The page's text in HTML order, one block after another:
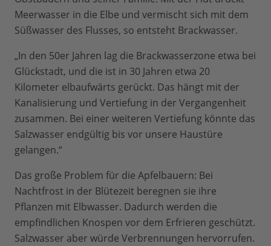
Meerwasser in die Elbe und vermischt sich mit dem
Süßwasser des Flusses, so entsteht Brackwasser.
„In den 50er Jahren lag die Brackwasserzone etwa bei
Glückstadt, und die ist in 30 Jahren etwa 20
Kilometer elbaufwärts gerückt. Das hängt mit der
Kanalisierung und Vertiefung in der Vergangenheit
zusammen. Bei einer weiteren Vertiefung könnte das
Salzwasser endgültig bis vor unsere Haustüre
gelangen.“
Das große Problem für die Apfelbauern: Bei
Nachtfrost in der Blütezeit beregnen sie ihre
Pflanzen mit Elbwasser. Dadurch werden die
empfindlichen Knospen vor dem Erfrieren geschützt.
Salzwasser aber würde Verbrennungen hervorrufen.